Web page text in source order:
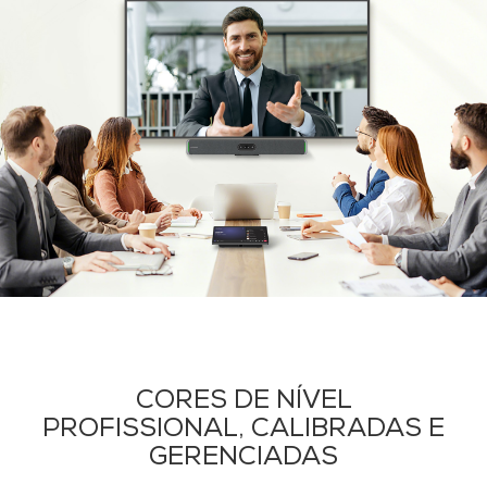
CORES DE NÍVEL
PROFISSIONAL, CALIBRADAS E
GERENCIADAS